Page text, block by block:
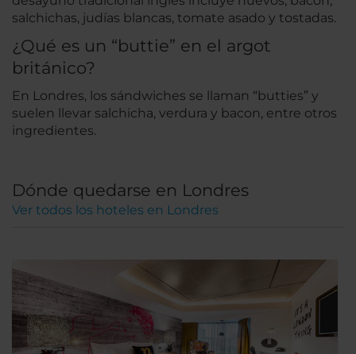
salchichas, judías blancas, tomate asado y tostadas.
¿Qué es un “buttie” en el argot
británico?
En Londres, los sándwiches se llaman “butties” y
suelen llevar salchicha, verdura y bacon, entre otros
ingredientes.
Dónde quedarse en Londres
Ver todos los hoteles en Londres